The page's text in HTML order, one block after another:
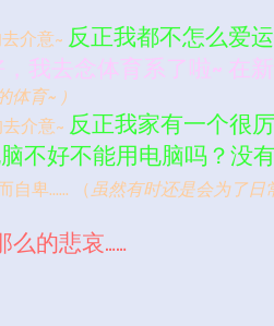
介意~ 反正我都不怎么爱
我去念体育系了啦~ 在新
体育~ ）
介意~ 反正我家有一个很
不好不能用电脑吗？没
自卑…… （ 虽然有时还是会为了日
么的悲哀……